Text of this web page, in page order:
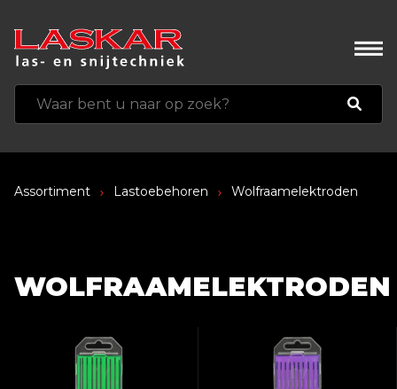
Assortiment Lastoebehoren Wolfraamelektroden
WOLFRAAMELEKTRODEN